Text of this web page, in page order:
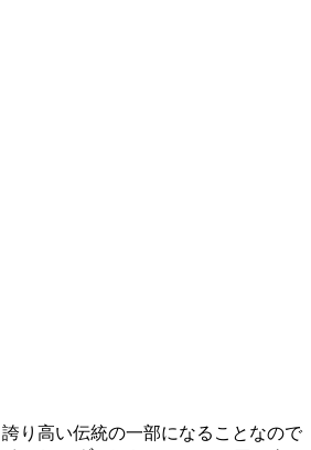
り高い伝統の一部になることなので